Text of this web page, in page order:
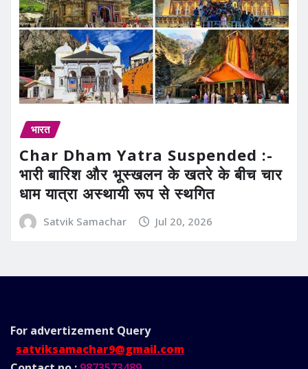
भारत
Char Dham Yatra Suspended :-
भारी बारिश और भूस्खलन के खतरे के बीच चार
धाम यात्रा अस्थायी रूप से स्थगित
Satvik Samachar Jul 20, 2026
For advertizement Query
satviksamachar9@gmail.com